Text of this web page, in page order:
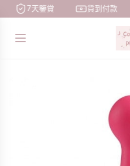
7天鑒賞 貨到付款